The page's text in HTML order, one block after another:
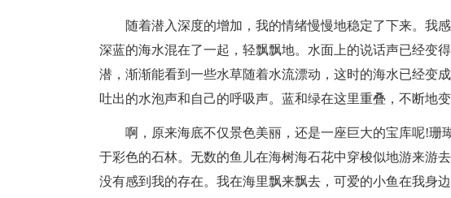
随着潜入深度的增加，我的情绪慢慢地稳定了下来。我
深蓝的海水混在了一起，轻飘飘地。水面上的说话声已经变
潜，渐渐能看到一些水草随着水流漂动，这时的海水已经变
吐出的水泡声和自己的呼吸声。蓝和绿在这里重叠，不断地变
啊，原来海底不仅景色美丽，还是一座巨大的宝库呢!珊
于彩色的石林。无数的鱼儿在海树海石花中穿梭似地游来游
没有感到我的存在。我在海里飘来飘去，可爱的小鱼在我身